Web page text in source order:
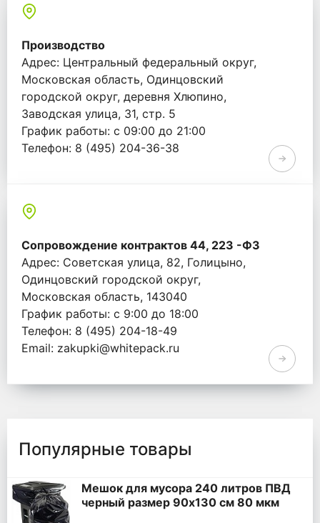
Производство
Адрес: Центральный федеральный округ,
Московская область, Одинцовский
городской округ, деревня Хлюпино,
Заводская улица, 31, стр. 5
График работы: с 09:00 до 21:00
Телефон: 8 (495) 204-36-38
Сопровождение контрактов 44, 223 -ФЗ
Адрес: Советская улица, 82, Голицыно,
Одинцовский городской округ,
Московская область, 143040
График работы: с 9:00 до 18:00
Телефон: 8 (495) 204-18-49
Email: zakupki@whitepack.ru
Популярные товары
Мешок для мусора 240 литров ПВД
черный размер 90x130 см 80 мкм